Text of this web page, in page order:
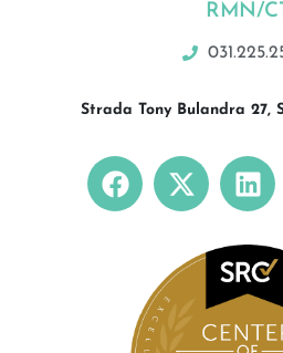
RMN/
Strada Tony Bulandra 27,